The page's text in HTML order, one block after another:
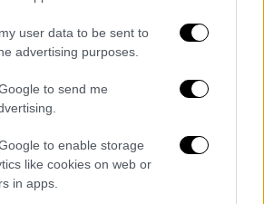
user data to be sent to
advertising purposes.
to send me
to enable storage
like cookies on web or
in apps.
τους πολιτισμούς και
είναι ένας μη
διεπιστημονικός
και εκπαίδευσης,
είναι να ηγηθεί της
ανθρωπότητας για την